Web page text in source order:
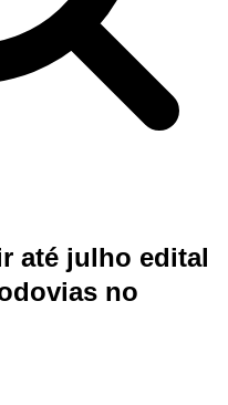
até julho edital
no